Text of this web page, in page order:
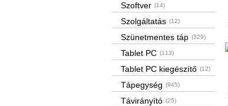
Szoftver (14)
Szolgáltatás (12)
Szünetmentes táp (329)
Tablet PC (113)
Tablet PC kiegészítő (12)
Tápegység (945)
Távirányító (25)